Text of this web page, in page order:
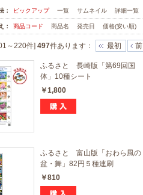
： ピックアップ 一覧 サムネイル 詳細一覧
： 商品コード 商品名 発売日 価格(安い順)
～220件] 497件あります ： 最初 前
ふるさと 長崎版「第69回国
体」10種シート
￥1,800
ふるさと 富山版「おわら風の
盆・舞」82円５種連刷
￥810